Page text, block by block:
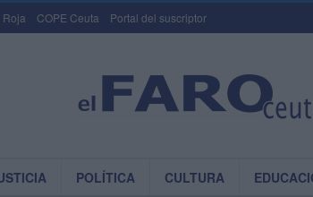
Roja COPE Ceuta Portal del suscriptor
POLÍTICA CULTURA